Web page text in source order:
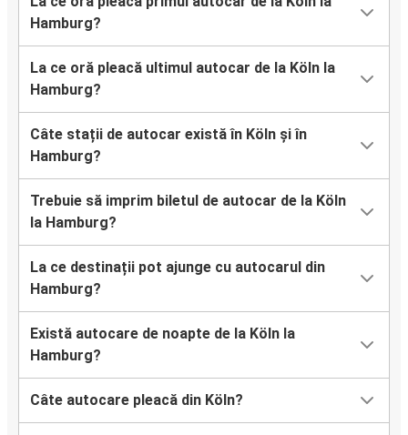
Hamburg?
La ce oră pleacă ultimul autocar de la Köln la
Hamburg?
Câte stații de autocar există în Köln și în
Hamburg?
Trebuie să imprim biletul de autocar de la Köln
la Hamburg?
La ce destinații pot ajunge cu autocarul din
Hamburg?
Există autocare de noapte de la Köln la
Hamburg?
Câte autocare pleacă din Köln?